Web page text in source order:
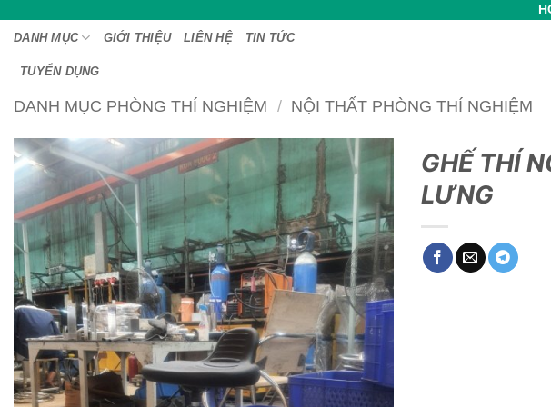
qua
dung
DANH MỤC GIỚI THIỆU LIÊN HỆ TIN TỨC
TUYỂN DỤNG
DANH MỤC PHÒNG THÍ NGHIỆM / NỘI THẤT PHÒNG THÍ NGHIỆM
GHẾ THÍ
LƯNG